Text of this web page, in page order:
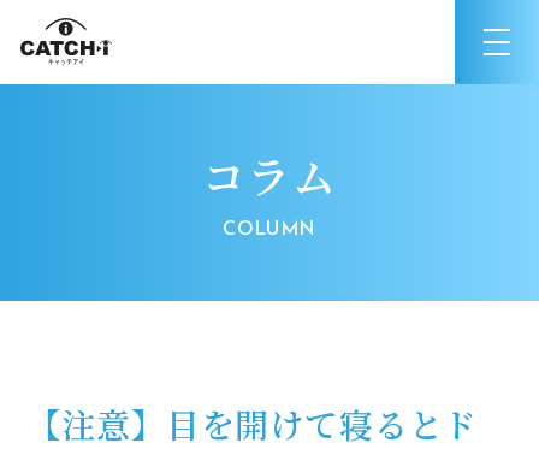
コラム
【注意】目を開けて寝るとド